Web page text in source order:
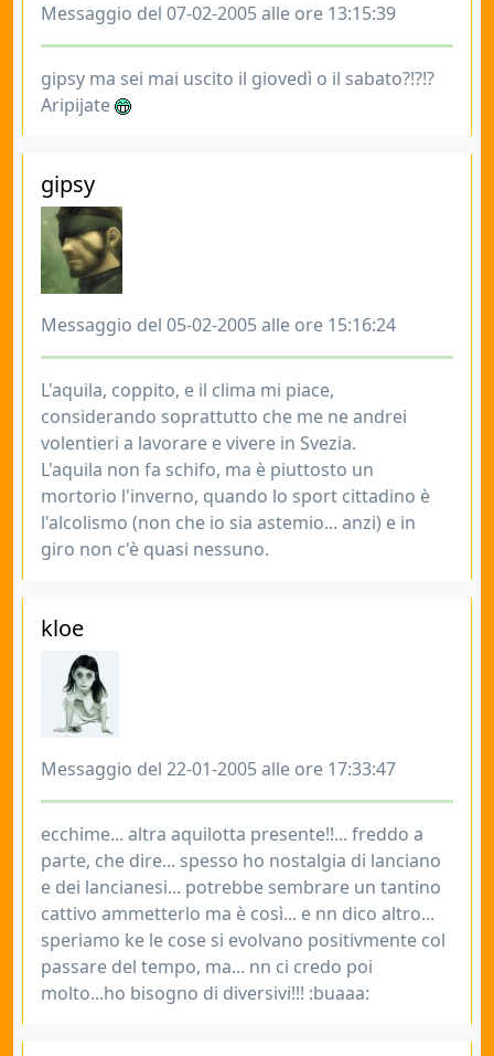
Messaggio del 07-02-2005 alle ore 13:15:39
gipsy ma sei mai uscito il giovedì o il sabato?!?!?
Aripijate
gipsy
Messaggio del 05-02-2005 alle ore 15:16:24
L'aquila, coppito, e il clima mi piace,
considerando soprattutto che me ne andrei
volentieri a lavorare e vivere in Svezia.
L'aquila non fa schifo, ma è piuttosto un
mortorio l'inverno, quando lo sport cittadino è
l'alcolismo (non che io sia astemio... anzi) e in
giro non c'è quasi nessuno.
kloe
Messaggio del 22-01-2005 alle ore 17:33:47
ecchime... altra aquilotta presente!!... freddo a
parte, che dire... spesso ho nostalgia di lanciano
e dei lancianesi... potrebbe sembrare un tantino
cattivo ammetterlo ma è così... e nn dico altro...
speriamo ke le cose si evolvano positivmente col
passare del tempo, ma... nn ci credo poi
molto...ho bisogno di diversivi!!! :buaaa: